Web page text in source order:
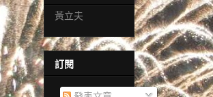
黃立夫
訂閱